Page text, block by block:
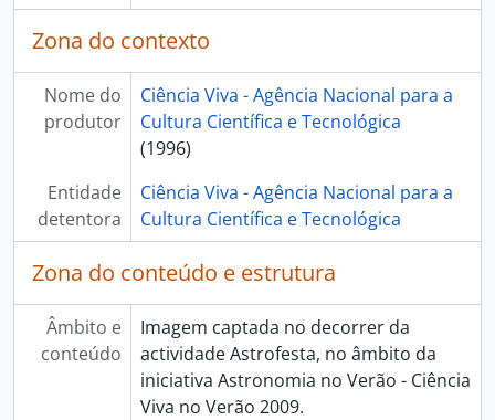
Zona do contexto
Nome do
produtor
Ciência Viva - Agência Nacional para a
Cultura Científica e Tecnológica
(1996)
Entidade
detentora
Ciência Viva - Agência Nacional para a
Cultura Científica e Tecnológica
Zona do conteúdo e estrutura
Âmbito e
conteúdo
Imagem captada no decorrer da
actividade Astrofesta, no âmbito da
iniciativa Astronomia no Verão - Ciência
Viva no Verão 2009.